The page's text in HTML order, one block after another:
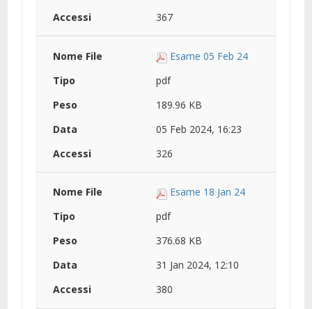
367
Esame 05 Feb 24
pdf
189.96 KB
05 Feb 2024, 16:23
326
Esame 18 Jan 24
pdf
376.68 KB
31 Jan 2024, 12:10
380